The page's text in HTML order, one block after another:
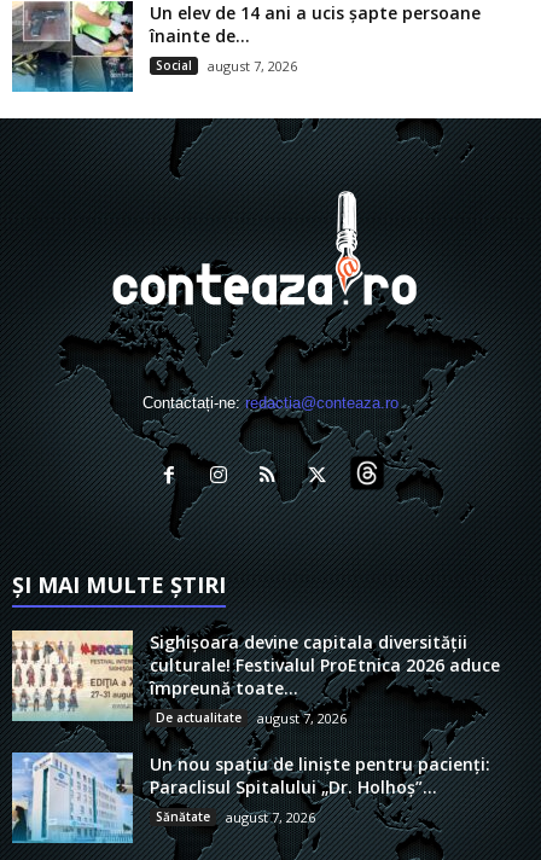
Un elev de 14 ani a ucis șapte persoane
înainte de...
Social august 7, 2026
Contactați-ne:redactia@conteaza.ro
ȘI MAI MULTE ȘTIRI
Sighișoara devine capitala diversității
culturale! Festivalul ProEtnica 2026 aduce
împreună toate...
De actualitate august 7, 2026
Un nou spațiu de liniște pentru pacienți:
Paraclisul Spitalului „Dr. Holhoș”...
Sănătate august 7, 2026